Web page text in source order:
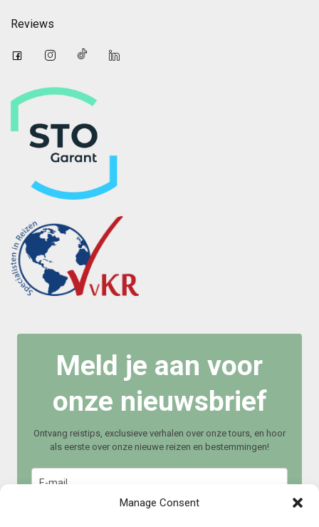
Manage Consent
Reviews
Meld je aan voor
onze nieuwsbrief
Ontvang reistips, exclusieve verhalen over onze tours, en hoor
als eerste over onze nieuwe reizen en bestemmingen!